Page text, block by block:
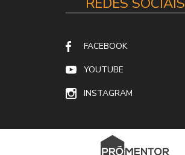
FACEBOOK
YOUTUBE
INSTAGRAM